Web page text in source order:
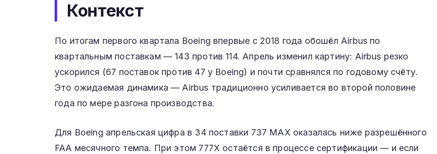
Контекст
По итогам первого квартала Boeing впервые с 2018 года обошёл Airbus по
квартальным поставкам — 143 против 114. Апрель изменил картину: Airbus резко
ускорился (67 поставок против 47 у Boeing) и почти сравнялся по годовому счёту.
Это ожидаемая динамика — Airbus традиционно усиливается во второй половине
года по мере разгона производства.
Для Boeing апрельская цифра в 34 поставки 737 MAX оказалась ниже разрешённого
FAA месячного темпа. При этом 777X остаётся в процессе сертификации — и если